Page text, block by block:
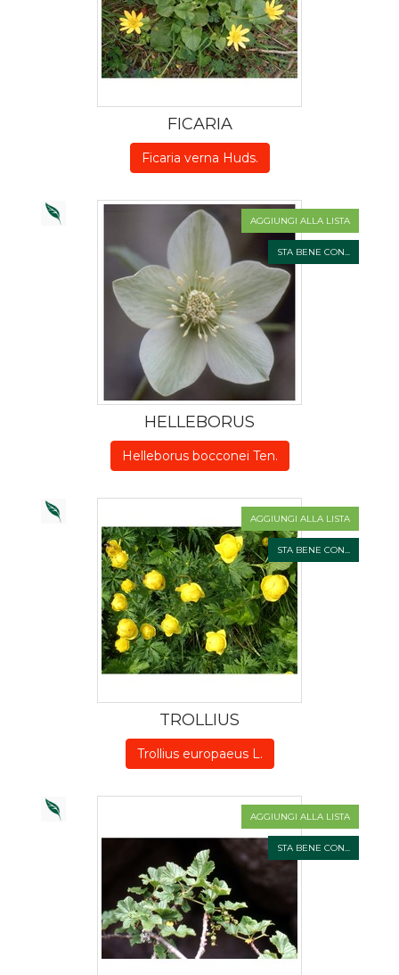
FICARIA
Ficaria verna Huds.
AGGIUNGI ALLA LISTA
STA BENE CON...
HELLEBORUS
Helleborus bocconei Ten.
AGGIUNGI ALLA LISTA
STA BENE CON...
TROLLIUS
Trollius europaeus L.
AGGIUNGI ALLA LISTA
STA BENE CON...